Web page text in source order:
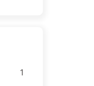
empl
1